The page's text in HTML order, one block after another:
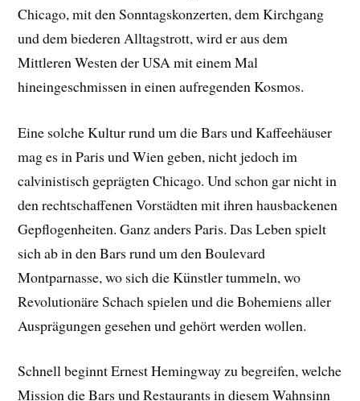
Chicago, mit den Sonntagskonzerten, dem Kirchgang
und dem biederen Alltagstrott, wird er aus dem
Mittleren Westen der USA mit einem Mal
hineingeschmissen in einen aufregenden Kosmos.
Eine solche Kultur rund um die Bars und Kaffeehäuser
mag es in Paris und Wien geben, nicht jedoch im
calvinistisch geprägten Chicago. Und schon gar nicht in
den rechtschaffenen Vorstädten mit ihren hausbackenen
Gepflogenheiten. Ganz anders Paris. Das Leben spielt
sich ab in den Bars rund um den Boulevard
Montparnasse, wo sich die Künstler tummeln, wo
Revolutionäre Schach spielen und die Bohemiens aller
Ausprägungen gesehen und gehört werden wollen.
Schnell beginnt Ernest Hemingway zu begreifen, welche
Mission die Bars und Restaurants in diesem Wahnsinn